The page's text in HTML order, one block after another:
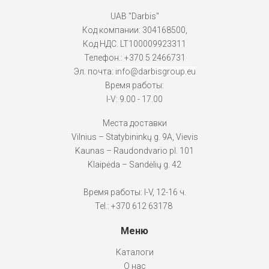
UAB "Darbis"
Код компании: 304168500,
Код НДС. LT100009923311
Телефон.: +370 5 2466731
Эл. почта: info@darbisgroup.eu
Время работы:
I-V: 9.00 - 17.00
Места доставки
Vilnius – Statybininkų g. 9A, Vievis
Kaunas – Raudondvario pl. 101
Klaipėda – Sandėlių g. 42
Время работы: I-V, 12-16 ч.
Tel.: +370 612 63178
Меню
Каталоги
О нас